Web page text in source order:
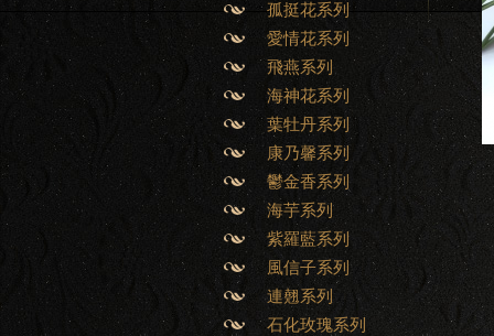
孤挺花系列
愛情花系列
飛燕系列
海神花系列
葉牡丹系列
康乃馨系列
鬱金香系列
海芋系列
紫羅藍系列
風信子系列
連翹系列
石化玫瑰系列